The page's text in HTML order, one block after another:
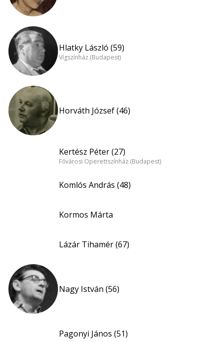
Hlatky László (59)
Vígszínház (Budapest)
Horváth József (46)
Kertész Péter (27)
Fővárosi Operettszínház (Budapest)
Komlós András (48)
Kormos Márta
Lázár Tihamér (67)
Nagy István (56)
Pagonyi János (51)